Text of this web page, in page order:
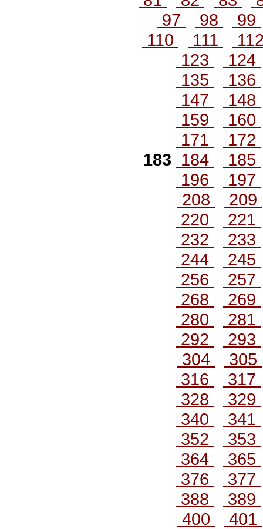
97
98
99
110
111
123
124
135
136
147
148
159
160
171
172
183 184
185
196
197
208
209
220
221
232
233
244
245
256
257
268
269
280
281
292
293
304
305
316
317
328
329
340
341
352
353
364
365
376
377
388
389
400
401